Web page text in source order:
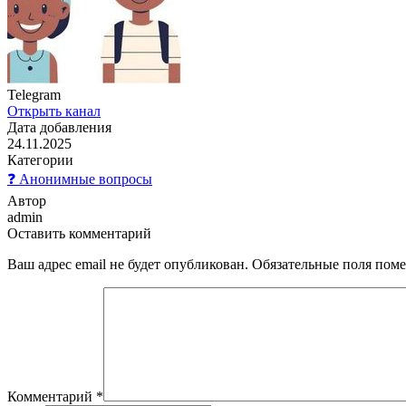
Telegram
Открыть канал
Дата добавления
24.11.2025
Категории
❓ Анонимные вопросы
Автор
admin
Оставить комментарий
Ваш адрес email не будет опубликован. Обязательные поля
Комментарий *